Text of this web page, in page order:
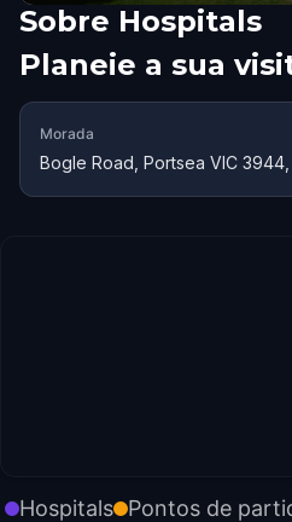
Sobre Hospitals
Planeie a sua
Morada
Bogle Road, Portsea VIC 3944,
Hospitals Pontos de